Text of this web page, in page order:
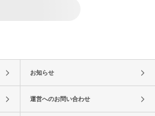
お知らせ
運営へのお問い合わせ